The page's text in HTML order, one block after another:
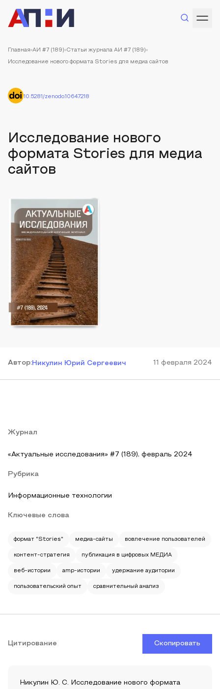
Главная АИ #7 (189) Статьи журнала АИ #7 (189)
Исследование нового формата Stories для медиа сайтов
10.5281/zenodo.10647218
Исследование нового
формата Stories для медиа
сайтов
Автор:Никулин Юрий Сергеевич 11 февраля 2024
Журнал
«Актуальные исследования» #7 (189), февраль 2024
Рубрика
Информационные технологии
Ключевые слова
формат "Stories" медиа-сайты вовлечение пользователей
контент-стратегия публикация в цифровых МЕДИА
веб-истории amp-истории удержание аудитории
пользовательский опыт сравнительный анализ
Цитирование Скопировать
Никулин Ю. С. Исследование нового формата